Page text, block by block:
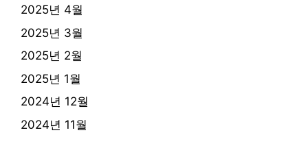
2025년 4월
2025년 3월
2025년 2월
2025년 1월
2024년 12월
2024년 11월